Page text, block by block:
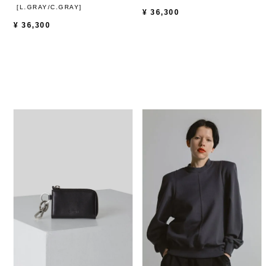
[L.GRAY/C.GRAY]
¥ 36,300
¥ 36,300